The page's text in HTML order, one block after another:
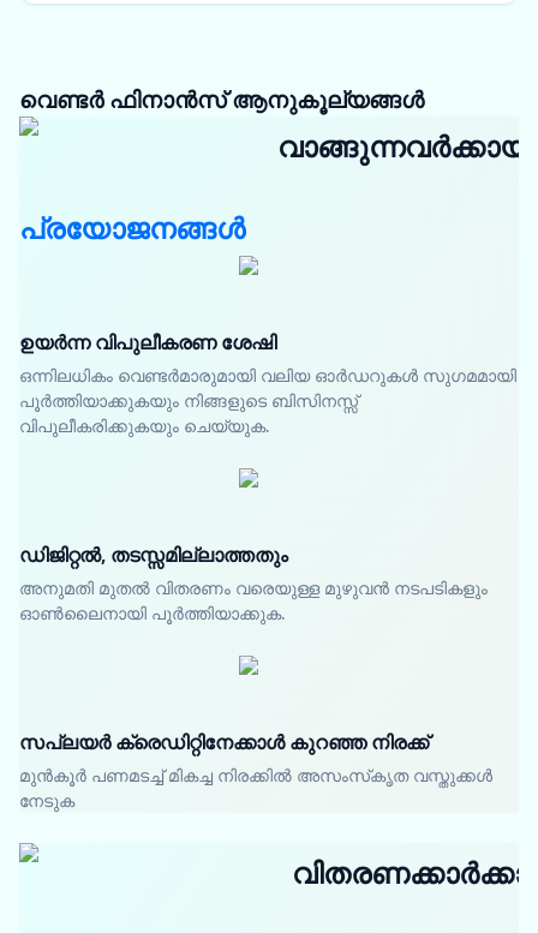
വെണ്ടർ ഫിനാൻസ് ആനുകൂല്യങ്ങൾ
വാങ്ങുന്നവർക്കായി
പ്രയോജനങ്ങൾ
ഉയർന്ന വിപുലീകരണ ശേഷി
ഒന്നിലധികം വെണ്ടർമാരുമായി വലിയ ഓർഡറുകൾ സുഗമമായി
പൂർത്തിയാക്കുകയും നിങ്ങളുടെ ബിസിനസ്സ്
വിപുലീകരിക്കുകയും ചെയ്യുക.
ഡിജിറ്റൽ, തടസ്സമില്ലാത്തതും
അനുമതി മുതൽ വിതരണം വരെയുള്ള മുഴുവൻ നടപടികളും
ഓൺലൈനായി പൂർത്തിയാക്കുക.
സപ്ലയർ ക്രെഡിറ്റിനേക്കാൾ കുറഞ്ഞ നിരക്ക്
മുൻകൂർ പണമടച്ച് മികച്ച നിരക്കിൽ അസംസ്‌കൃത വസ്തുക്കൾ
നേടുക